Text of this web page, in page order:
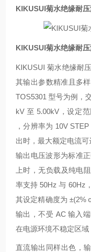
KIKUSUI菊水绝缘耐
KIKUSUI菊水绝缘耐
KIKUSUI 菊水绝缘耐
其输出参数精准且多
TOS5301 型号为例，
kV 至 5.00kV，设定
，分辨率为 10V
出时，最大额定电流可
输出电压波形为标准
上时，无负载及纯电
率支持 50Hz 与 60Hz
其设定精确度为 ±(2%
输出，不受 AC 输入
在电源环境不稳定区域
直流输出同样出色，